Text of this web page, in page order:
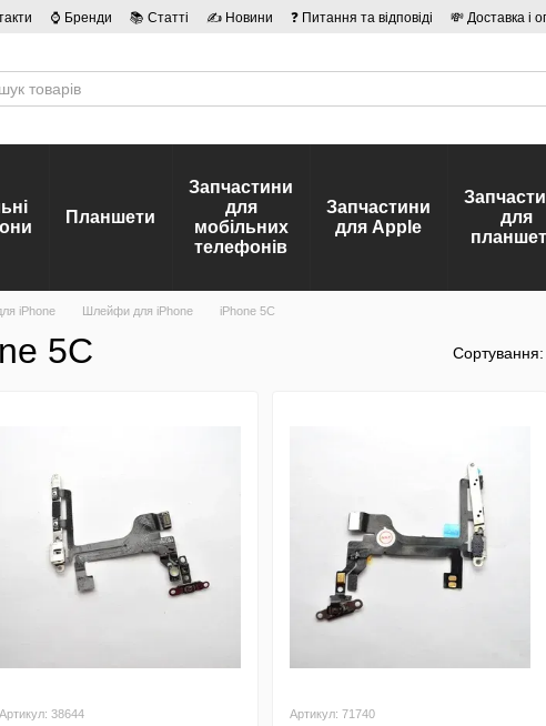
⌚ Бренди 📚 Статті ✍ Новини ❓ Питання та відповіді 💸 Доставка і
Планшети
Запчастини
для
мобільних
телефонів
Запчастини
для Apple
для
iPhone Шлейфи для iPhone iPhone 5C
5C Сортування:
Артикул: 38644 Артикул: 71740